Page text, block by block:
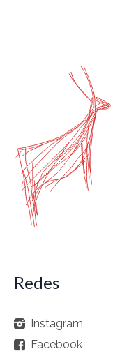
Redes
Instagram
Facebook